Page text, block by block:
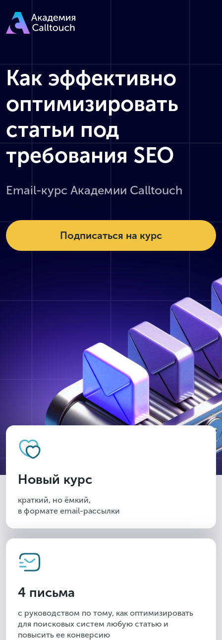
Как эффективно
оптимизировать
статьи под
требования SEO
Email-курс Академии Calltouch
Подписаться на курс
Новый курс
краткий, но ёмкий,
в формате email-рассылки
4 письма
с руководством по тому, как оптимизировать
для поисковых систем любую статью и
повысить ее конверсию